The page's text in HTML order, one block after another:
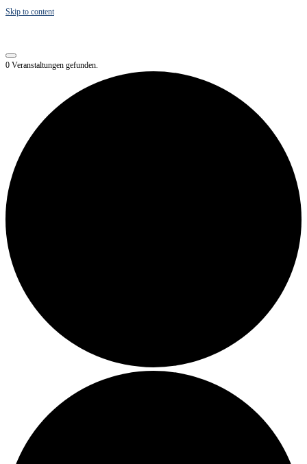
Skip to content
0 Veranstaltungen gefunden.